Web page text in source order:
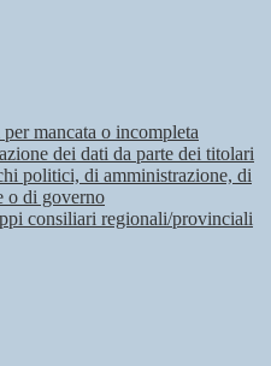
mancata o incompleta
dei dati da parte dei titolari
politici, di amministrazione, di
o di governo
consiliari regionali/provinciali